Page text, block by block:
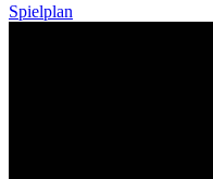
Spielplan